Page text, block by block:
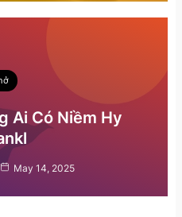
Ai Có Niềm Hy
May 14, 2025